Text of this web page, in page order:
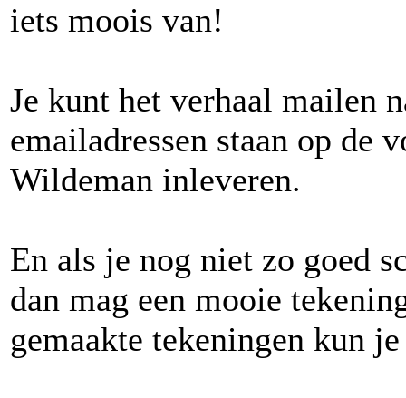
iets moois van!
Je kunt het verhaal mailen
emailadressen staan op de
Wildeman inleveren.
En als je nog niet zo goed
dan mag een mooie
gemaakte tekeningen kun